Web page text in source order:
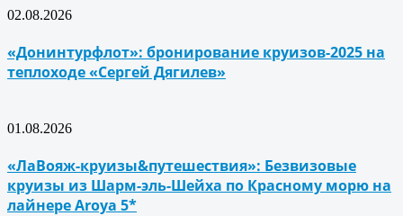
02.08.2026
«Донинтурфлот»: бронирование круизов-2025 на
теплоходе «Сергей Дягилев»
01.08.2026
«ЛаВояж-круизы&путешествия»: Безвизовые
круизы из Шарм-эль-Шейха по Красному морю на
лайнере Aroya 5*